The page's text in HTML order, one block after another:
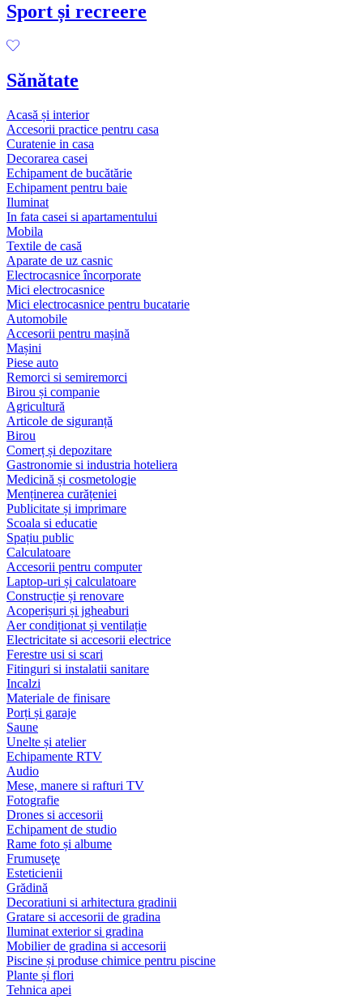
Sport și recreere
Sănătate
Acasă și interior
Accesorii practice pentru casa
Curatenie in casa
Decorarea casei
Echipament de bucătărie
Echipament pentru baie
Iluminat
In fata casei si apartamentului
Mobila
Textile de casă
Aparate de uz casnic
Electrocasnice încorporate
Mici electrocasnice
Mici electrocasnice pentru bucatarie
Automobile
Accesorii pentru mașină
Mașini
Piese auto
Remorci si semiremorci
Birou și companie
Agricultură
Articole de siguranță
Birou
Comerț și depozitare
Gastronomie si industria hoteliera
Medicină și cosmetologie
Menținerea curățeniei
Publicitate și imprimare
Scoala si educatie
Spațiu public
Calculatoare
Accesorii pentru computer
Laptop-uri și calculatoare
Construcție și renovare
Acoperișuri și jgheaburi
Aer condiționat și ventilație
Electricitate si accesorii electrice
Ferestre usi si scari
Fitinguri si instalatii sanitare
Incalzi
Materiale de finisare
Porți și garaje
Saune
Unelte și atelier
Echipamente RTV
Audio
Mese, manere si rafturi TV
Fotografie
Drones si accesorii
Echipament de studio
Rame foto și albume
Frumuseţe
Esteticienii
Grădină
Decoratiuni si arhitectura gradinii
Gratare si accesorii de gradina
Iluminat exterior si gradina
Mobilier de gradina si accesorii
Piscine și produse chimice pentru piscine
Plante și flori
Tehnica apei